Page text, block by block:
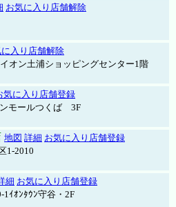
お気に入り店舗解除
に入り店舗解除
オン土浦ショッピングセンター1階
気に入り店舗登録
モールつくば 3F
地図 詳細 お気に入り店舗登録
1-2010
細 お気に入り店舗登録
1ｲｵﾝﾀｳﾝ守谷・2F